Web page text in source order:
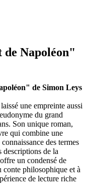
Napoléon"
de Simon Leys
une empreinte aussi
du grand
Son unique roman,
qui combine une
des termes
descriptions de la
un condensé de
conte philosophique et à
de lecture riche